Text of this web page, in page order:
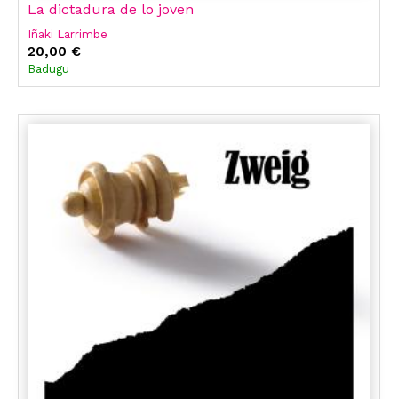
La dictadura de lo joven
Iñaki Larrimbe
20,00 €
Badugu